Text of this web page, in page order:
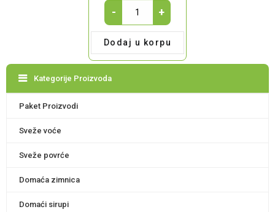
Pletena
dekor
korpa-
bela
quantity
- +
Dodaj u korpu
Kategorije Proizvoda
Paket Proizvodi
Sveže voće
Sveže povrće
Domaća zimnica
Domaći sirupi